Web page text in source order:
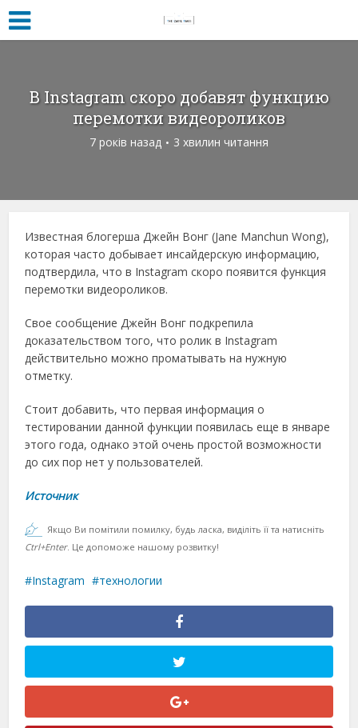
В Instagram скоро добавят функцию
перемотки видеороликов
7 років назад 3 хвилин читання
Известная блогерша Джейн Вонг (Jane Manchun Wong),
которая часто добывает инсайдерскую информацию,
подтвердила, что в Instagram скоро появится функция
перемотки видеороликов.
Свое сообщение Джейн Вонг подкрепила
доказательством того, что ролик в Instagram
действительно можно проматывать на нужную
отметку.
Стоит добавить, что первая информация о
тестировании данной функции появилась еще в январе
этого года, однако этой очень простой возможности
до сих пор нет у пользователей.
Источник
Якщо Ви помітили помилку, будь ласка, виділіть її та натисніть
Ctrl+Enter. Це допоможе нашому розвитку!
Instagram технологии